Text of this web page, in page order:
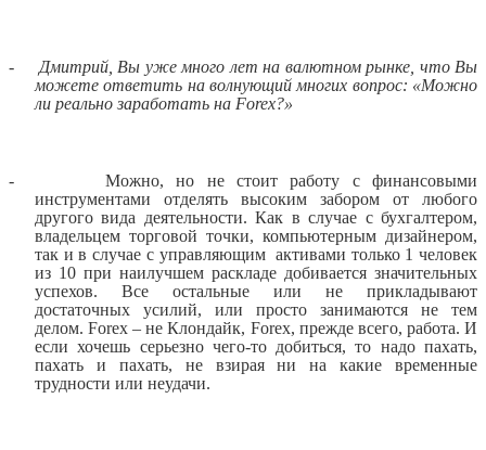
-
Дмитрий, Вы уже много лет на валютном рынке, что Вы
можете ответить на волнующий многих вопрос: «Можно
ли реально заработать на Forex?»
-
Можно, но не стоит работу с финансовыми
инструментами отделять высоким забором от любого
другого вида деятельности. Как в случае с бухгалтером,
владельцем торговой точки, компьютерным дизайнером,
так и в случае с управляющим активами только 1 человек
из 10 при наилучшем раскладе добивается значительных
успехов. Все остальные или не прикладывают
достаточных усилий, или просто занимаются не тем
делом.Forex – не Клондайк, Forex, прежде всего, работа. И
если хочешь серьезно чего-то добиться, то надо пахать,
пахать и пахать, не взирая ни на какие временные
трудности или неудачи.